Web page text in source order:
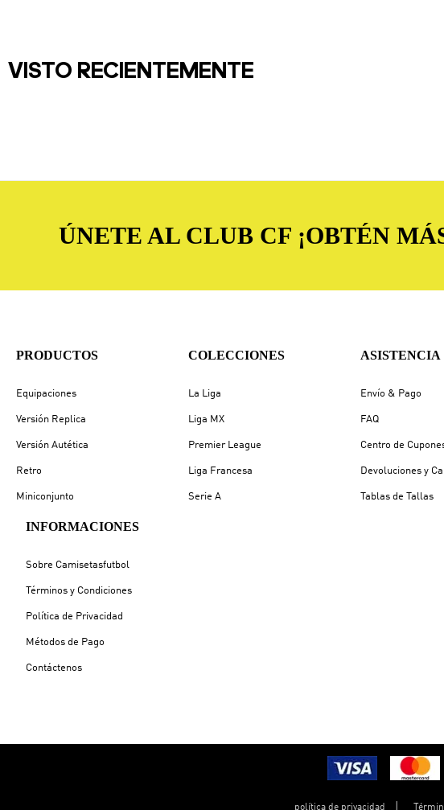
VISTO RECIENTEMENTE
ÚNETE AL CLUB CF ¡OBTÉN
PRODUCTOS
Equipaciones
Versión Replica
Versión Autética
Retro
Miniconjunto
COLECCIONES
La Liga
Liga MX
Premier League
Liga Francesa
Serie A
ASISTENCIA
Envío & Pago
FAQ
Centro de
Devoluciones y
Tablas de Tallas
INFORMACIONES
Sobre Camisetasfutbol
Términos y Condiciones
Política de Privacidad
Métodos de Pago
Contáctenos
política de privacidad